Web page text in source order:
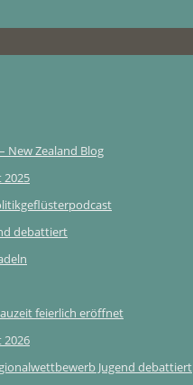
New Zealand Blog
debattiert
feierlich eröffnet
Jugend debattiert